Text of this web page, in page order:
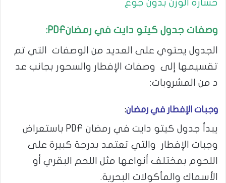
خسارة الوزن بدون جوع
وصفات جدول كيتو دايت في رمضانPDF
:
الجدول يحتوي على العديد من الوصفات التي تم
تقسيمها إلى وصفات الإفطار والسحور بجانب عد
د من المشروبات:
وجبات الإفطار في رمضان:
يبدأ جدول كيتو دايت في رمضان PDF باستعراض
وجبات الإفطار والتي تعتمد بدرجة كبيرة على
اللحوم بمختلف أنواعها مثل اللحم البقري أو
الأسماك والمأكولات البحرية.